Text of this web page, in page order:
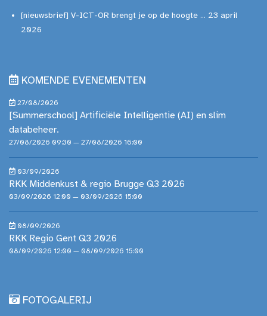
[nieuwsbrief] V-ICT-OR brengt je op de hoogte ... 23 april
2026
KOMENDE EVENEMENTEN
27/08/2026
[Summerschool] Artificiële Intelligentie (AI) en slim
databeheer.
27/08/2026 09:30 — 27/08/2026 16:00
03/09/2026
RKK Middenkust & regio Brugge Q3 2026
03/09/2026 12:00 — 03/09/2026 15:00
08/09/2026
RKK Regio Gent Q3 2026
08/09/2026 12:00 — 08/09/2026 15:00
FOTOGALERIJ